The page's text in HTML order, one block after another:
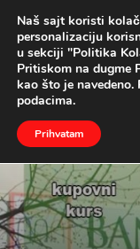
Naslovna Vesti
Naš sajt koristi
personalizaciju
u sekciji "Politika
Pritiskom na dugme
kao što je
podacima.
Prihvatam